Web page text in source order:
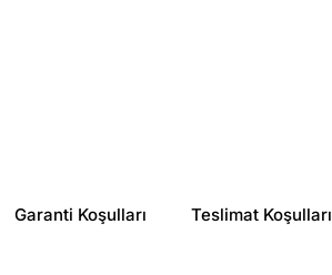
Garanti Koşulları Teslimat Koşulları